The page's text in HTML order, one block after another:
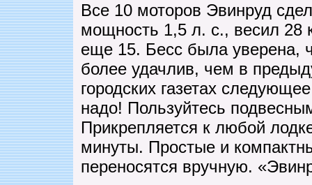
Все 10 моторов Эвинруд
мощность 1,5 л. с., весил 28
еще 15. Бесс была уверена,
более удачлив, чем в
городских газетах
надо! Пользуйтесь
Прикрепляется к любой
минуты. Простые и
переносятся вручную.